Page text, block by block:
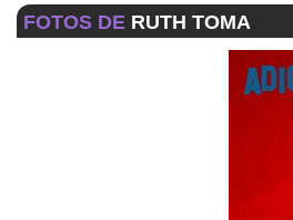
FOTOS DE RUTH TOMA